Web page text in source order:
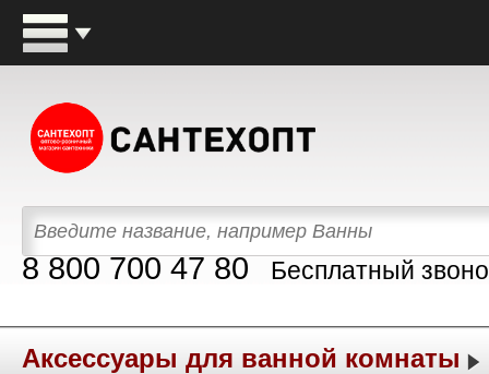
8 800 700 47 80 Бесплатный
Аксессуары для ванной комнаты